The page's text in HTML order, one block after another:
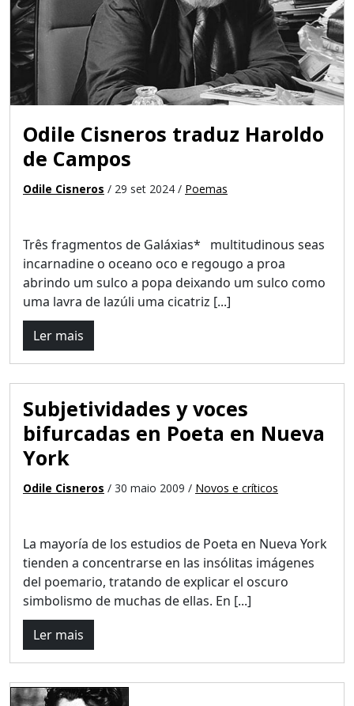
Odile Cisneros traduz Haroldo
de Campos
Odile Cisneros / 29 set 2024 / Poemas
Três fragmentos de Galáxias* multitudinous seas
incarnadine o oceano oco e regougo a proa
abrindo um sulco a popa deixando um sulco como
uma lavra de lazúli uma cicatriz [...]
Ler mais
Subjetividades y voces
bifurcadas en Poeta en Nueva
York
Odile Cisneros / 30 maio 2009 / Novos e críticos
La mayoría de los estudios de Poeta en Nueva York
tienden a concentrarse en las insólitas imágenes
del poemario, tratando de explicar el oscuro
simbolismo de muchas de ellas. En [...]
Ler mais